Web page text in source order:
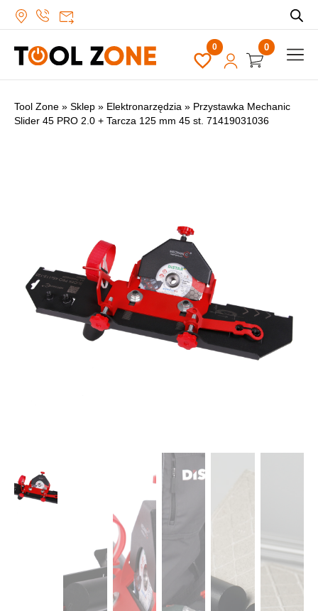
0
Tool Zone » Sklep » Elektronarzędzia » Przystawka Mechanic
Slider 45 PRO 2.0 + Tarcza 125 mm 45 st. 71419031036